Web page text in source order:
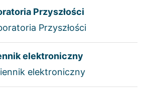
Przyszłości
elektroniczny